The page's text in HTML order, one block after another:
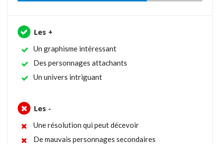
Les +
Un graphisme intéressant
Des personnages attachants
Un univers intriguant
Les -
Une résolution qui peut décevoir
De mauvais personnages secondaires